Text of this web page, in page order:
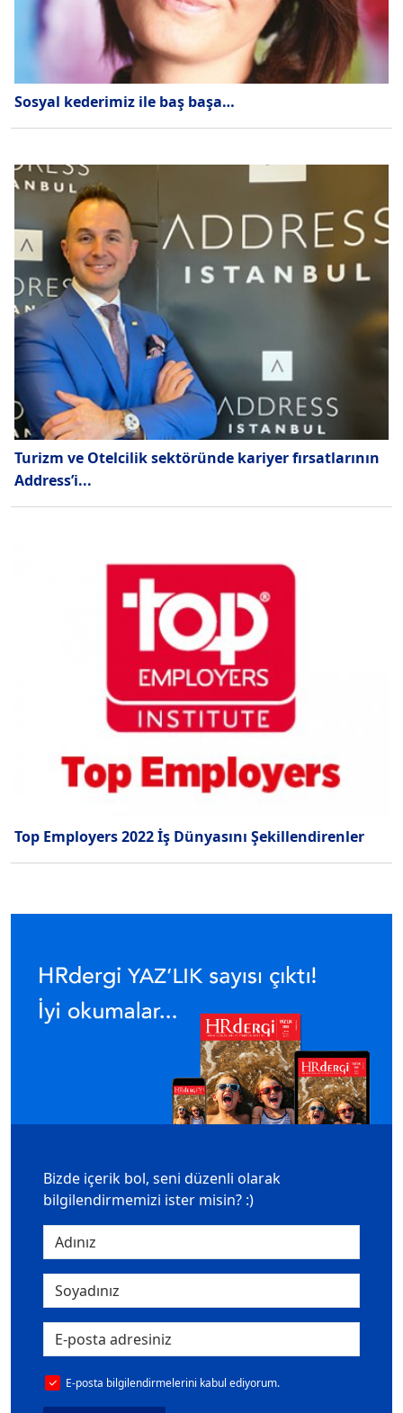
Sosyal kederimiz ile baş başa…
Turizm ve Otelcilik sektöründe kariyer fırsatlarının
Address’i...
Top Employers 2022 İş Dünyasını Şekillendirenler
Bizde içerik bol, seni düzenli olarak
bilgilendirmemizi ister misin? :)
E-posta bilgilendirmelerini kabul ediyorum.